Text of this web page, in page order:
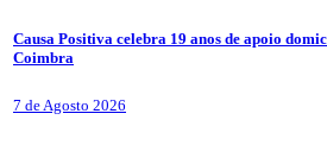
Causa Positiva celebra 19 anos de apoio
Coimbra
7 de Agosto 2026